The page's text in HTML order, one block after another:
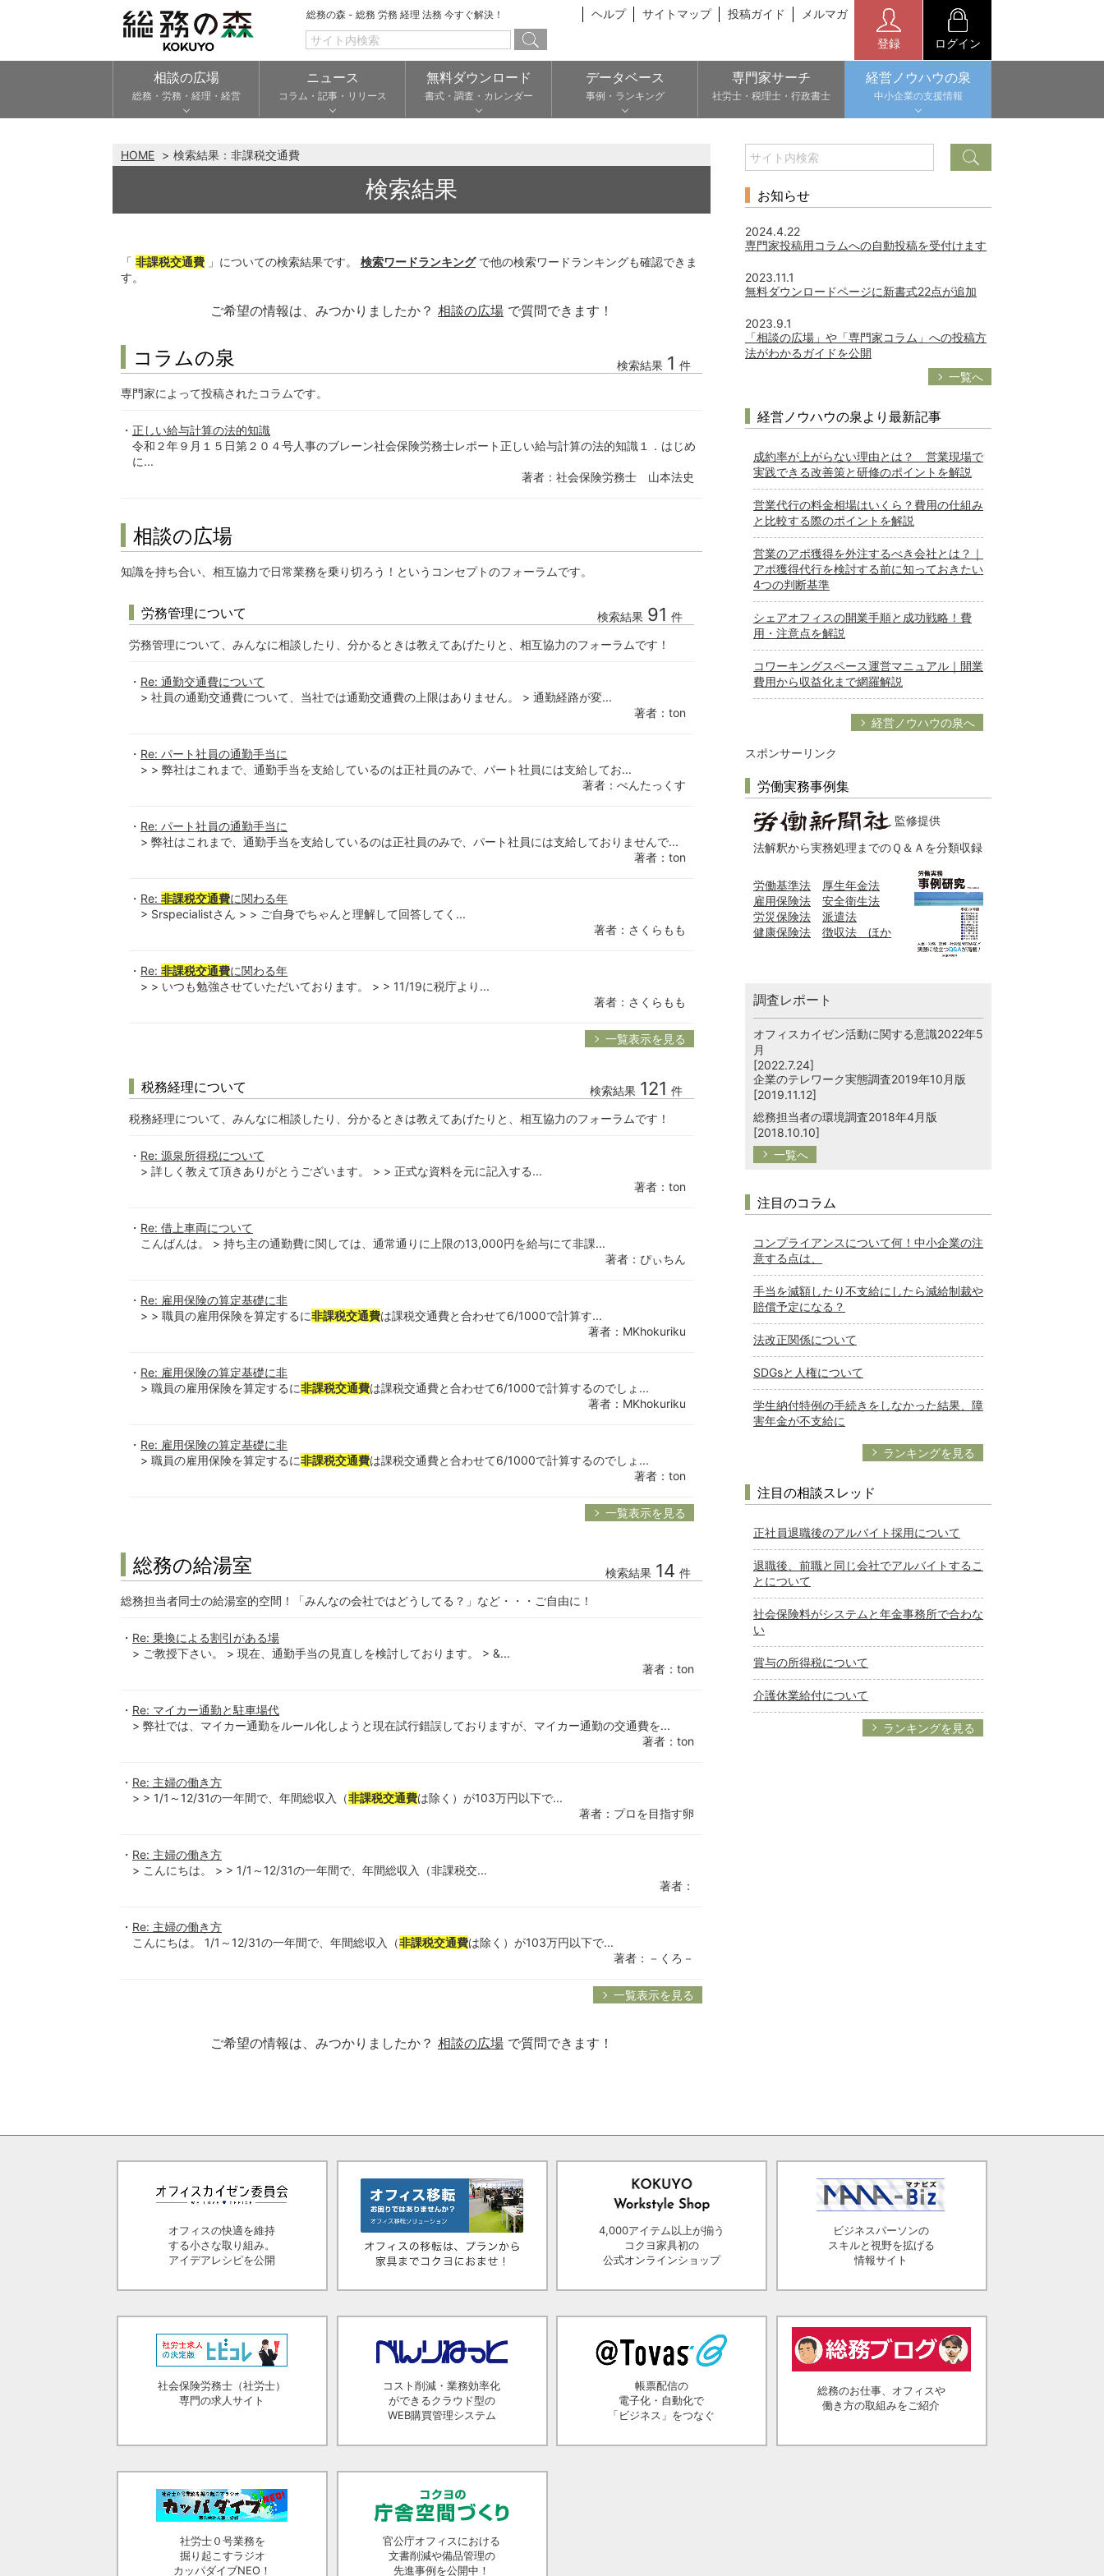
総務の森 - 総務 労務 経理 法務 今すぐ解決！ ヘルプ サイトマップ 投稿ガイド メルマガ
登録 ログイン
相談の広場
総務・労務・経理・経営
ニュース
コラム・記事・リリース
無料ダウンロード
書式・調査・カレンダー
データベース
事例・ランキング
専門家サーチ
社労士・税理士・行政書士
経営ノウハウの泉
中小企業の支援情報
HOME 検索結果： 非課税交通費
検索結果
「 非課税交通費 」についての検索結果です。 検索ワードランキングで他の検索ワードランキングも確認できま
す。
ご希望の情報は、みつかりましたか？ 相談の広場 で質問できます！
コラムの泉 検索結果 1 件
専門家によって投稿されたコラムです。
正しい給与計算の法的知識
令和２年９月１５日第２０４号人事のブレーン社会保険労務士レポート正しい給与計算の法的知識１．はじめ
に...
著者：社会保険労務士 山本法史
相談の広場
知識を持ち合い、相互協力で日常業務を乗り切ろう！というコンセプトのフォーラムです。
労務管理について 検索結果 91 件
労務管理について、みんなに相談したり、分かるときは教えてあげたりと、相互協力のフォーラムです！
Re: 通勤交通費について
> 社員の通勤交通費について、当社では通勤交通費の上限はありません。 > 通勤経路が変...
著者：ton
Re: パート社員の通勤手当に
> > 弊社はこれまで、通勤手当を支給しているのは正社員のみで、パート社員には支給してお...
著者：ぺんたっくす
Re: パート社員の通勤手当に
> 弊社はこれまで、通勤手当を支給しているのは正社員のみで、パート社員には支給しておりませんで...
著者：ton
Re: 非課税交通費に関わる年
> Srspecialistさん > > ご自身でちゃんと理解して回答してく...
著者：さくらもも
Re: 非課税交通費に関わる年
> > いつも勉強させていただいております。 > > 11/19に税庁より...
著者：さくらもも
一覧表示を見る
税務経理について 検索結果 121 件
税務経理について、みんなに相談したり、分かるときは教えてあげたりと、相互協力のフォーラムです！
Re: 源泉所得税について
> 詳しく教えて頂きありがとうございます。 > > 正式な資料を元に記入する...
著者：ton
Re: 借上車両について
こんばんは。 > 持ち主の通勤費に関しては、通常通りに上限の13,000円を給与にて非課...
著者：ぴぃちん
Re: 雇用保険の算定基礎に非
> > 職員の雇用保険を算定するに非課税交通費は課税交通費と合わせて6/1000で計算す...
著者：MKhokuriku
Re: 雇用保険の算定基礎に非
> 職員の雇用保険を算定するに非課税交通費は課税交通費と合わせて6/1000で計算するのでしょ...
著者：MKhokuriku
Re: 雇用保険の算定基礎に非
> 職員の雇用保険を算定するに非課税交通費は課税交通費と合わせて6/1000で計算するのでしょ...
著者：ton
一覧表示を見る
総務の給湯室 検索結果 14 件
総務担当者同士の給湯室的空間！「みんなの会社ではどうしてる？」など・・・ご自由に！
Re: 乗換による割引がある場
> ご教授下さい。 > 現在、通勤手当の見直しを検討しております。 > &...
著者：ton
Re: マイカー通勤と駐車場代
> 弊社では、マイカー通勤をルール化しようと現在試行錯誤しておりますが、マイカー通勤の交通費を...
著者：ton
Re: 主婦の働き方
> > 1/1～12/31の一年間で、年間総収入（非課税交通費は除く）が103万円以下で...
著者：プロを目指す卵
Re: 主婦の働き方
> こんにちは。 > > 1/1～12/31の一年間で、年間総収入（非課税交...
著者：
Re: 主婦の働き方
こんにちは。 1/1～12/31の一年間で、年間総収入（非課税交通費は除く）が103万円以下で...
著者：－くろ－
一覧表示を見る
ご希望の情報は、みつかりましたか？ 相談の広場 で質問できます！
お知らせ
2024.4.22
専門家投稿用コラムへの自動投稿を受付けます
2023.11.1
無料ダウンロードページに新書式22点が追加
2023.9.1
「相談の広場」や「専門家コラム」への投稿方
法がわかるガイドを公開
一覧へ
経営ノウハウの泉より最新記事
成約率が上がらない理由とは？ 営業現場で
実践できる改善策と研修のポイントを解説
営業代行の料金相場はいくら？費用の仕組み
と比較する際のポイントを解説
営業のアポ獲得を外注するべき会社とは？｜
アポ獲得代行を検討する前に知っておきたい
4つの判断基準
シェアオフィスの開業手順と成功戦略！費
用・注意点を解説
コワーキングスペース運営マニュアル｜開業
費用から収益化まで網羅解説
経営ノウハウの泉へ
スポンサーリンク
労働実務事例集
監修提供
法解釈から実務処理までのＱ＆Ａを分類収録
労働基準法
厚生年金法
雇用保険法
安全衛生法
労災保険法
派遣法
健康保険法
徴収法 ほか
調査レポート
オフィスカイゼン活動に関する意識2022年5
月
[2022.7.24]
企業のテレワーク実態調査2019年10月版
[2019.11.12]
総務担当者の環境調査2018年4月版
[2018.10.10]
一覧へ
注目のコラム
コンプライアンスについて何！中小企業の注
意する点は、
手当を減額したり不支給にしたら減給制裁や
賠償予定になる？
法改正関係について
SDGsと人権について
学生納付特例の手続きをしなかった結果、障
害年金が不支給に
ランキングを見る
注目の相談スレッド
正社員退職後のアルバイト採用について
退職後、前職と同じ会社でアルバイトするこ
とについて
社会保険料がシステムと年金事務所で合わな
い
賞与の所得税について
介護休業給付について
ランキングを見る
オフィスの快適を維持
する小さな取り組み。
アイデアレシピを公開
4,000アイテム以上が揃う
コクヨ家具初の
公式オンラインショップ
ビジネスパーソンの
スキルと視野を拡げる
情報サイト
社会保険労務士（社労士）
専門の求人サイト
コスト削減・業務効率化
ができるクラウド型の
WEB購買管理システム
帳票配信の
電子化・自動化で
「ビジネス」をつなぐ
総務のお仕事、オフィスや
働き方の取組みをご紹介
社労士０号業務を
掘り起こすラジオ
カッパダイブNEO！
官公庁オフィスにおける
文書削減や備品管理の
先進事例を公開中！